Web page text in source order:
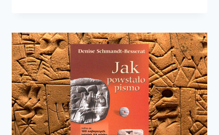
MOWY
I
PISMA